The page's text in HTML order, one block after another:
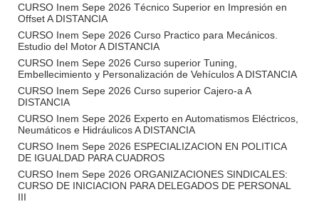
CURSO Inem Sepe 2026 Técnico Superior en Impresión en
Offset A DISTANCIA
CURSO Inem Sepe 2026 Curso Practico para Mecánicos.
Estudio del Motor A DISTANCIA
CURSO Inem Sepe 2026 Curso superior Tuning,
Embellecimiento y Personalización de Vehículos A DISTANCIA
CURSO Inem Sepe 2026 Curso superior Cajero-a A
DISTANCIA
CURSO Inem Sepe 2026 Experto en Automatismos Eléctricos,
Neumáticos e Hidráulicos A DISTANCIA
CURSO Inem Sepe 2026 ESPECIALIZACION EN POLITICA
DE IGUALDAD PARA CUADROS
CURSO Inem Sepe 2026 ORGANIZACIONES SINDICALES:
CURSO DE INICIACION PARA DELEGADOS DE PERSONAL
III